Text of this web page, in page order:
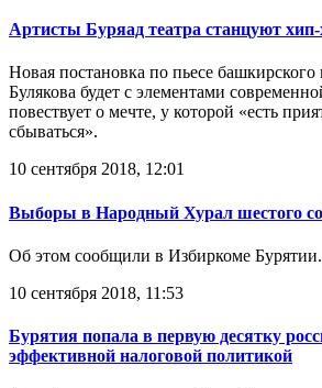
Артисты Буряад театра станцуют хип-
Новая постановка по пьесе башкирского
Булякова будет с элементами
повествует о мечте, у которой «есть
сбываться».
10 сентября 2018, 12:01
Выборы в Народный Хурал шестого
Об этом сообщили в Избиркоме Бурятии.
10 сентября 2018, 11:53
Бурятия попала в первую десятку
эффективной налоговой политикой